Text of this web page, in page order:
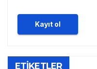
ETİKETLER